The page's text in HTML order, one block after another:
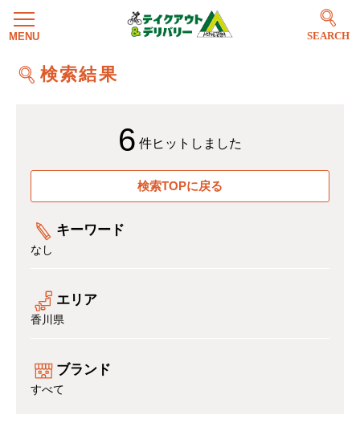
SEARCH
検索結果
6 件ヒットしました
検索TOPに戻る
キーワード
なし
エリア
香川県
ブランド
すべて